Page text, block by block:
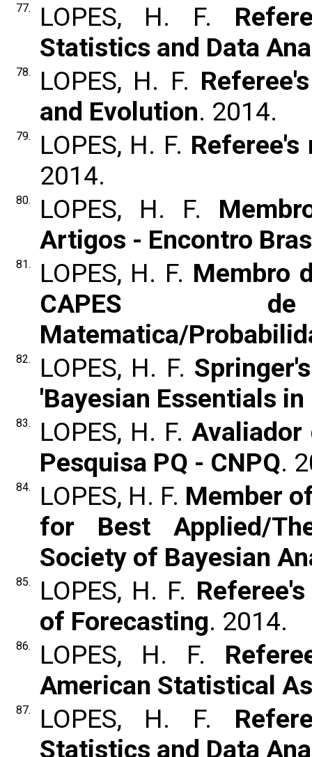
77. LOPES, H. F.
Statistics and Data
78. LOPES, H. F.
and Evolution. 2014.
79. LOPES, H. F.
2014.
80. LOPES, H. F.
Artigos - Encontro
81. LOPES, H. F. Membro
CAPES
Matematica/
82. LOPES, H. F.
'Bayesian Essentials in
83. LOPES, H. F. Avaliador
Pesquisa PQ - CNPQ.
84. LOPES, H. F. Member
for Best Applied/
Society of Bayesian
85. LOPES, H. F.
of Forecasting. 2014.
86. LOPES, H. F.
American Statistical
87. LOPES, H. F.
Statistics and Data